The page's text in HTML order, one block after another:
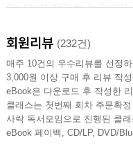
왜냐하면 우리는 누구보
나는 나와 평생 같이 살아
주어진 일을 하지 않으면
관계 속에서 휘둘리는 느
가장 큰 적이 바로 내 안에
회원리뷰 (232건)
매주 10건의 우수리뷰를 선정
3,000원 이상 구매 후 리뷰 작성
eBook은 다운로드 후 작성한
클래스는 첫번째 회차 주문확
사락 독서모임으로 진행된 클
eBook 페이백, CD/LP, DVD/